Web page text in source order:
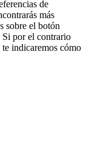
de
más
sobre el botón
Si por el contrario
indicaremos cómo